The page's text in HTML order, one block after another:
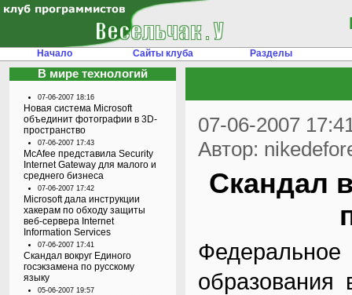
Начало Сайты клуба Разделы
В мире технологий
07-06-2007 18:16
Новая система Microsoft
объединит фотографии в 3D-
пространство
07-06-2007 17:43
McAfee представила Security
Internet Gateway для малого и
среднего бизнеса
07-06-2007 17:42
Microsoft дала инструкции
хакерам по обходу защиты
веб-сервера Internet
Information Services
07-06-2007 17:41
Скандал вокруг Единого
госэкзамена по русскому
языку
05-06-2007 19:57
07-06-2007
Автор:
Скандал